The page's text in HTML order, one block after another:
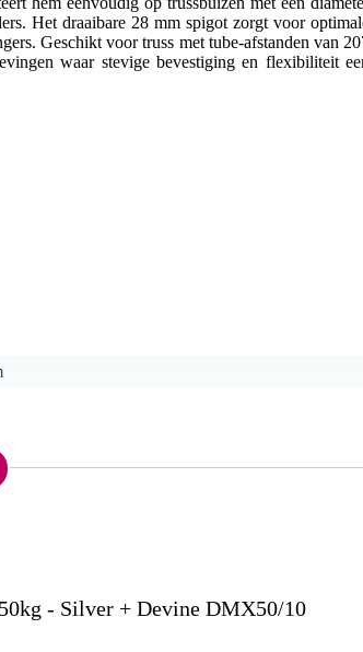
Het draaibare 28 mm spigot zorgt voor
Geschikt voor truss met tube-afstanden van
waar stevige bevestiging en flexibiliteit
- Silver + Devine DMX50/10